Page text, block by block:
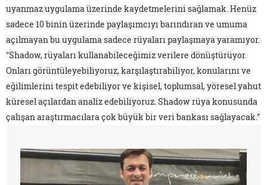
uyanmaz uygulama üzerinde kaydetmelerini sağlamak. Henüz
sadece 10 binin üzerinde paylaşımcıyı barındıran ve umuma
açılmayan bu uygulama sadece rüyaları paylaşmaya yaramıyor.
"Shadow, rüyaları kullanabileceğimiz verilere dönüştürüyor.
Onları görüntüleyebiliyoruz, karşılaştırabiliyor, konularını ve
eğilimlerini tespit edebiliyor ve kişisel, toplumsal, yöresel yahut
küresel açılardan analiz edebiliyoruz. Shadow rüya konusunda
çalışan araştırmacılara çok büyük bir veri bankası sağlayacak."